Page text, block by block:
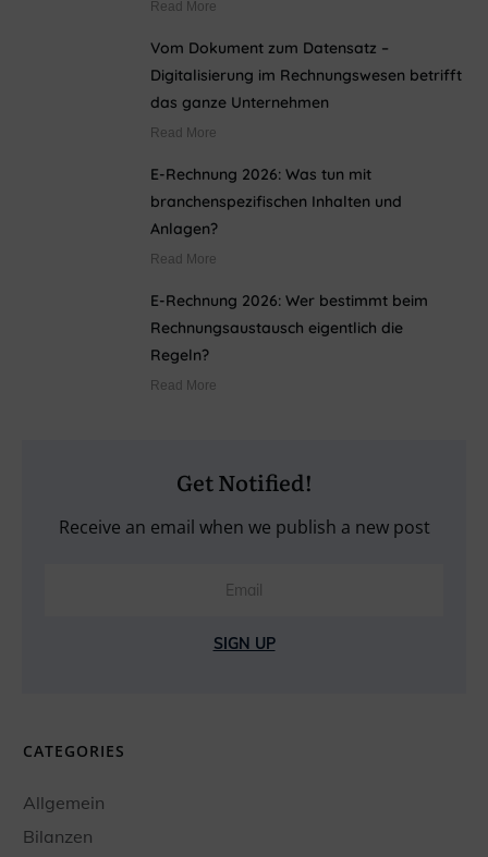
Read More
Vom Dokument zum Datensatz –
Digitalisierung im Rechnungswesen betrifft
das ganze Unternehmen
Read More
E-Rechnung 2026: Was tun mit
branchenspezifischen Inhalten und
Anlagen?
Read More
E-Rechnung 2026: Wer bestimmt beim
Rechnungsaustausch eigentlich die
Regeln?
Read More
Get Notified!
Receive an email when we publish a new post
SIGN UP
CATEGORIES
Allgemein
Bilanzen